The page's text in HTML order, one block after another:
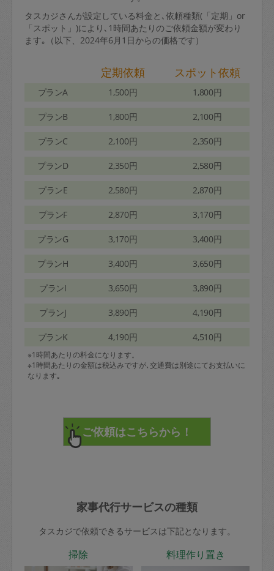
タスカジさんが設定している料金と､依頼種類(「定期」or
「スポット」)により､1時間あたりのご依頼金額が変わり
ます｡（以下、2024年6月1日からの価格です）
定期依頼 スポット依頼
プランA 1,500円 1,800円
プランB 1,800円 2,100円
プランC 2,100円 2,350円
プランD 2,350円 2,580円
プランE 2,580円 2,870円
プランF 2,870円 3,170円
プランG 3,170円 3,400円
プランH 3,400円 3,650円
プランI 3,650円 3,890円
プランJ 3,890円 4,190円
プランK 4,190円 4,510円
※1時間あたりの料金になります。
※1時間あたりの金額は税込みですが､交通費は別途にてお支払いに
なります｡
家事代行サービスの種類
タスカジで依頼できるサービスは下記となります。
掃除 料理作り置き